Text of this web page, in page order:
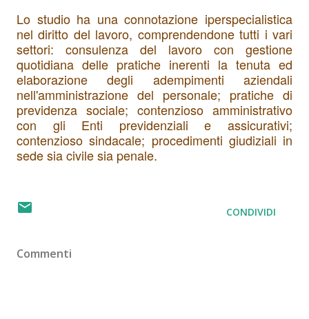
Lo studio ha una connotazione iperspecialistica
nel diritto del lavoro, comprendendone tutti i vari
settori: consulenza del lavoro con gestione
quotidiana delle pratiche inerenti la tenuta ed
elaborazione degli adempimenti aziendali
nell'amministrazione del personale; pratiche di
previdenza sociale; contenzioso amministrativo
con gli Enti previdenziali e assicurativi;
contenzioso sindacale; procedimenti giudiziali in
sede sia civile sia penale.
CONDIVIDI
Commenti